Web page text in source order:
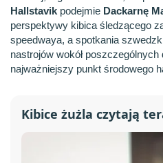
Hallstavik podejmie Dackarnę
perspektywy kibica śledzącego
speedwaya, a spotkania
nastrojów wokół
najważniejszy punkt środowego
Kibice żużla czytają